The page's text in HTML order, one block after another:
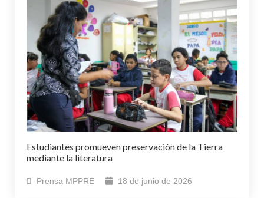
Estudiantes promueven preservación de la Tierra
mediante la literatura
Prensa MPPRE 18 de junio de 2026